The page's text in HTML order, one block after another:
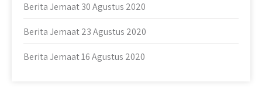
Berita Jemaat 30 Agustus 2020
Berita Jemaat 23 Agustus 2020
Berita Jemaat 16 Agustus 2020